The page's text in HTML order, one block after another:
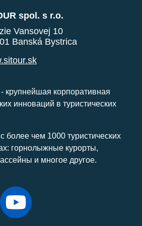
spol. s r.o.
Vansovej 10
Banská Bystrica
крупнейшая корпоративная
инноваций в туристических
более чем 1000 туристических
горнолыжные курорты,
и многое другое.